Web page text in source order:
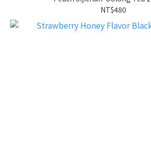
NT$480